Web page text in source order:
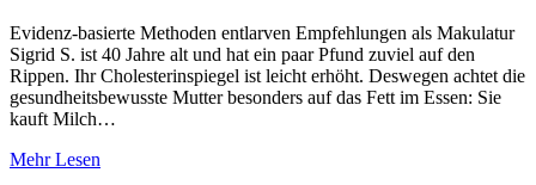
Evidenz-basierte Methoden entlarven Empfehlungen als Makulatur
Sigrid S. ist 40 Jahre alt und hat ein paar Pfund zuviel auf den
Rippen. Ihr Cholesterinspiegel ist leicht erhöht. Deswegen achtet die
gesundheitsbewusste Mutter besonders auf das Fett im Essen: Sie
kauft Milch…
Mehr Lesen